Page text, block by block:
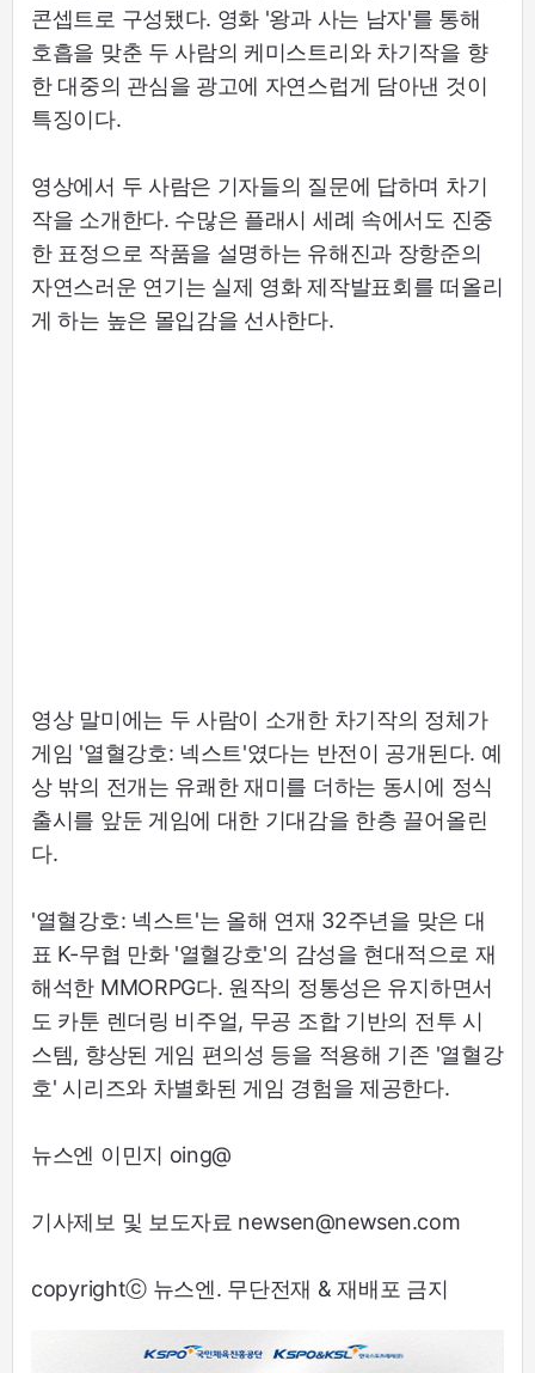
콘셉트로 구성됐다. 영화 '왕과 사는 남자'를 통해
호흡을 맞춘 두 사람의 케미스트리와 차기작을 향
한 대중의 관심을 광고에 자연스럽게 담아낸 것이
특징이다.
영상에서 두 사람은 기자들의 질문에 답하며 차기
작을 소개한다. 수많은 플래시 세례 속에서도 진중
한 표정으로 작품을 설명하는 유해진과 장항준의
자연스러운 연기는 실제 영화 제작발표회를 떠올리
게 하는 높은 몰입감을 선사한다.
영상 말미에는 두 사람이 소개한 차기작의 정체가
게임 '열혈강호: 넥스트'였다는 반전이 공개된다. 예
상 밖의 전개는 유쾌한 재미를 더하는 동시에 정식
출시를 앞둔 게임에 대한 기대감을 한층 끌어올린
다.
'열혈강호: 넥스트'는 올해 연재 32주년을 맞은 대
표 K-무협 만화 '열혈강호'의 감성을 현대적으로 재
해석한 MMORPG다. 원작의 정통성은 유지하면서
도 카툰 렌더링 비주얼, 무공 조합 기반의 전투 시
스템, 향상된 게임 편의성 등을 적용해 기존 '열혈강
호' 시리즈와 차별화된 게임 경험을 제공한다.
뉴스엔 이민지 oing@
기사제보 및 보도자료 newsen@newsen.com
copyrightⓒ 뉴스엔. 무단전재 & 재배포 금지